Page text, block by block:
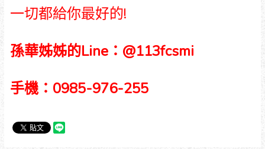
一切都給你最好的!
孫華姊姊的Line：@113fcsmi
手機：0985-976-255